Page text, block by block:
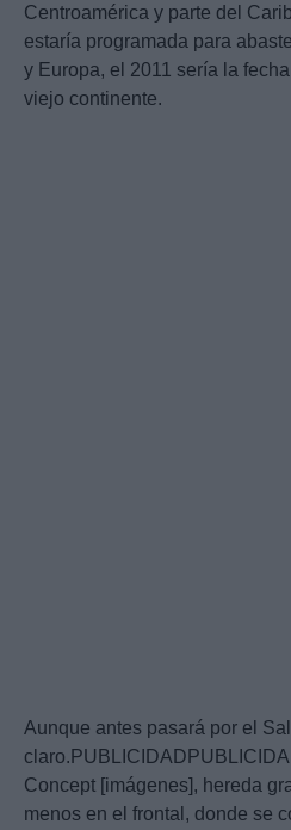
Centroamérica y parte del
estaría programada para
y Europa, el 2011 sería la
viejo continente.
Aunque antes pasará por el
Concept [imágenes], hereda
menos en el frontal, donde se